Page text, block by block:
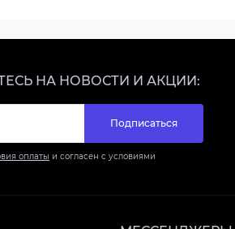
НА НОВОСТИ И АКЦИИ:
Подписаться
оплаты и согласен с условиями